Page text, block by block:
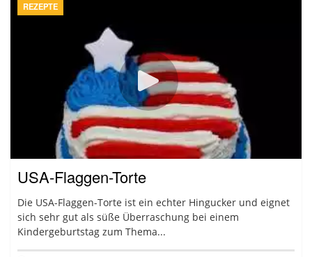
REZEPTE
USA-Flaggen-Torte
Die USA-Flaggen-Torte ist ein echter Hingucker und eignet
sich sehr gut als süße Überraschung bei einem
Kindergeburtstag zum Thema...